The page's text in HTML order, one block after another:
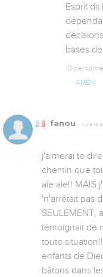
Esprit
bases
10
AMEN
fanou Il y a 12
j'aimerai te
chemin que
aîe aie!! MAIS
'n'arrêtait pas
SEULEMENT,
témoignait de
toute
enfants de
bâtons dans